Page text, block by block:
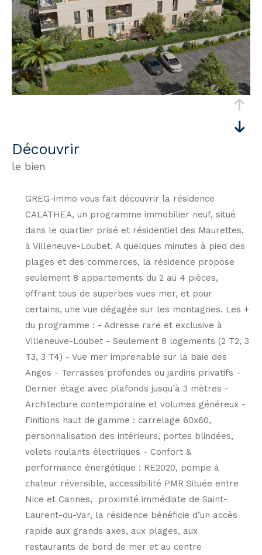
découvrir
le bien
GREG-immo vous fait découvrir la résidence
CALATHEA, un programme immobilier neuf, situé
dans le quartier prisé et résidentiel des Maurettes,
à Villeneuve-Loubet. A quelques minutes à pied des
plages et des commerces, la résidence propose
seulement 8 appartements du 2 au 4 pièces,
offrant tous de superbes vues mer, et pour
certains, une vue dégagée sur les montagnes. Les +
du programme : - Adresse rare et exclusive à
Villeneuve-Loubet - Seulement 8 logements (2 T2, 3
T3, 3 T4) - Vue mer imprenable sur la baie des
Anges - Terrasses profondes ou jardins privatifs -
Dernier étage avec plafonds jusqu’à 3 mètres -
Architecture contemporaine et volumes généreux -
Finitions haut de gamme : carrelage 60x60,
personnalisation des intérieurs, portes blindées,
volets roulants électriques - Confort &
performance énergétique : RE2020, pompe à
chaleur réversible, accessibilité PMR Située entre
Nice et Cannes, proximité immédiate de Saint-
Laurent-du-Var, la résidence bénéficie d’un accès
rapide aux grands axes, aux plages, aux
restaurants de bord de mer et au centre